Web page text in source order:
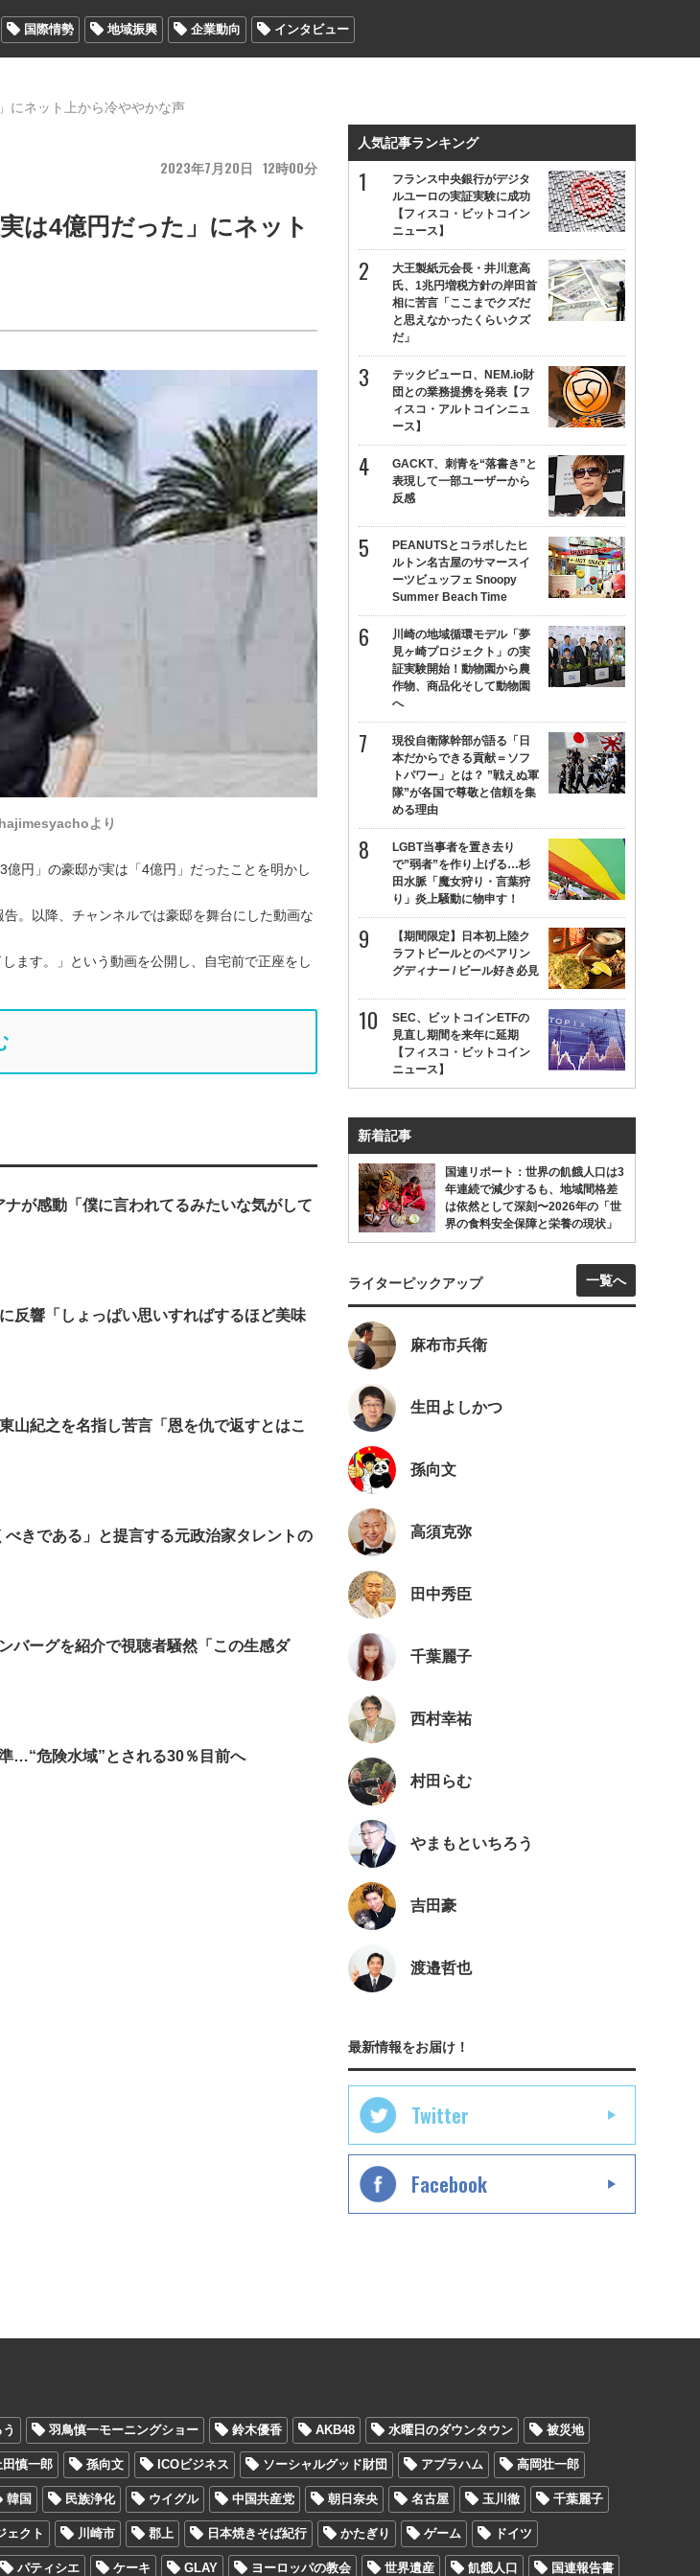
国際情勢 地域振興 企業動向 インタビュー
にネット上から冷ややかな声
2023 7 20 12 00
は4億円だった」にネット
より
円」の豪邸が実は「4億円」だったことを明かし
。以降、チャンネルでは豪邸を舞台にした動画な
ます。」という動画を公開し、自宅前で正座をし
が感動「僕に言われてるみたいな気がして
反響「しょっぱい思いすればするほど美味
山紀之を名指し苦言「恩を仇で返すとはこ
きである」と提言する元政治家タレントの
バーグを紹介で視聴者騒然「この生感ダ
…“危険水域”とされる30％目前へ
人気記事ランキング
フランス中央銀行がデジタ
ルユーロの実証実験に成功
【フィスコ・ビットコイン
ニュース】
大王製紙元会長・井川意高
氏、1兆円増税方針の岸田首
相に苦言「ここまでクズだ
と思えなかったくらいクズ
だ」
テックビューロ、NEM.io財
団との業務提携を発表【フ
ィスコ・アルトコインニュ
ース】
GACKT、刺青を“落書き”と
表現して一部ユーザーから
反感
PEANUTSとコラボしたヒ
ルトン名古屋のサマースイ
ーツビュッフェ Snoopy
Summer Beach Time
川崎の地域循環モデル「夢
見ヶ崎プロジェクト」の実
証実験開始！動物園から農
作物、商品化そして動物園
へ
現役自衛隊幹部が語る「日
本だからできる貢献＝ソフ
トパワー」とは？ ”戦えぬ軍
隊”が各国で尊敬と信頼を集
める理由
LGBT当事者を置き去り
で”弱者”を作り上げる…杉
田水脈「魔女狩り・言葉狩
り」炎上騒動に物申す！
【期間限定】日本初上陸ク
ラフトビールとのペアリン
グディナー / ビール好き必見
SEC、ビットコインETFの
見直し期間を来年に延期
【フィスコ・ビットコイン
ニュース】
新着記事
国連リポート：世界の飢餓人口は3
年連続で減少するも、地域間格差
は依然として深刻〜2026年の「世
界の食料安全保障と栄養の現状」
ライターピックアップ 一覧へ
麻布市兵衛
生田よしかつ
孫向文
高須克弥
田中秀臣
千葉麗子
西村幸祐
村田らむ
やまもといちろう
吉田豪
渡邉哲也
最新情報をお届け！
Twitter
Facebook
羽鳥慎一モーニングショー 鈴木優香 AKB48 水曜日のダウンタウン 被災地
田慎一郎 孫向文 ICOビジネス ソーシャルグッド財団 アブラハム 高岡壮一郎
韓国 民族浄化 ウイグル 中国共産党 朝日奈央 名古屋 玉川徹 千葉麗子
ェクト 川崎市 郡上 日本焼きそば紀行 かたぎり ゲーム ドイツ
パティシエ ケーキ GLAY ヨーロッパの教会 世界遺産 飢餓人口 国連報告書